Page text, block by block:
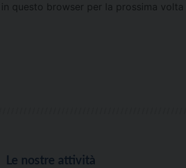
questo browser per la prossima
Le nostre attività